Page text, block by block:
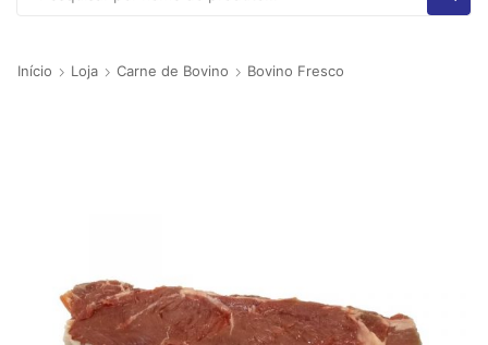
Início Loja Carne de Bovino Bovino Fresco